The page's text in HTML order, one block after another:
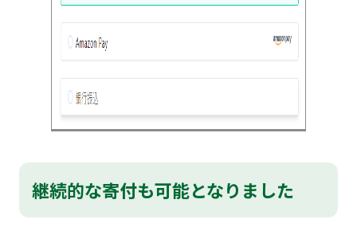
継続的な寄付も可能となりました